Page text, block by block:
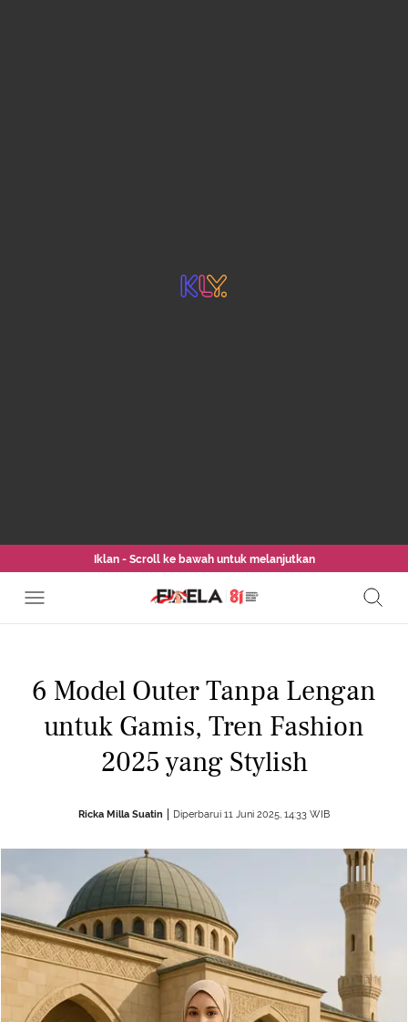
Iklan - Scroll ke bawah untuk melanjutkan
6 Model Outer Tanpa Lengan
untuk Gamis, Tren Fashion
2025 yang Stylish
Ricka Milla Suatin Diperbarui 11 Juni 2025, 14:33 WIB